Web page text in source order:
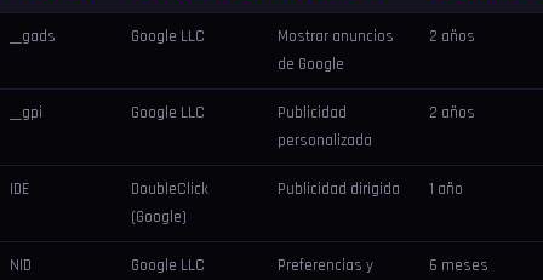
__gads Google LLC
Mostrar anuncios
de Google
2 años
__gpi Google LLC
Publicidad
personalizada
2 años
IDE
DoubleClick
(Google)
Publicidad dirigida 1 año
NID Google LLC
Preferencias y
6 meses